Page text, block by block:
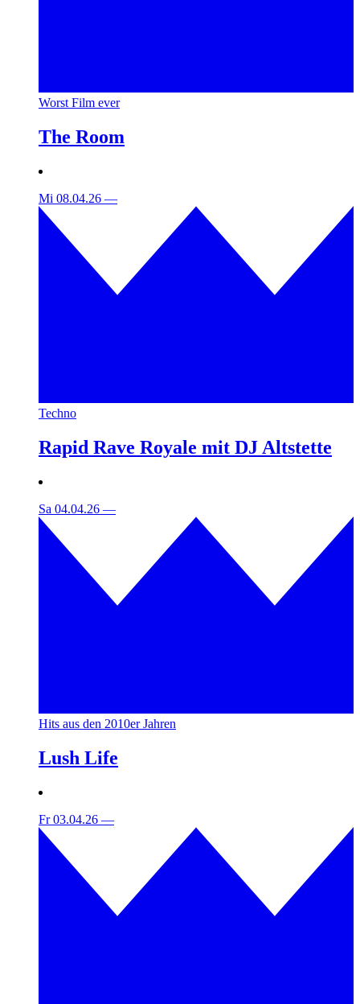
Worst Film ever
The Room
Mi 08.04.26 —
Techno
Rapid Rave Royale mit DJ Altstette
Sa 04.04.26 —
Hits aus den 2010er Jahren
Lush Life
Fr 03.04.26 —